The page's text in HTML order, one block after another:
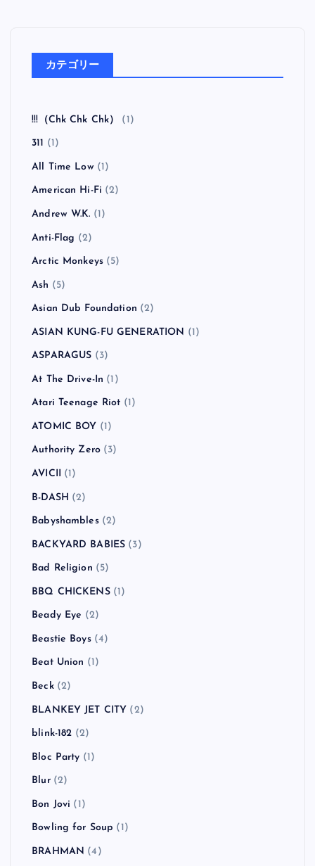
カテゴリー
!!!（Chk Chk Chk） (1)
311 (1)
All Time Low(1)
American Hi-Fi (2)
Andrew W.K. (1)
Anti-Flag (2)
Arctic Monkeys (5)
Ash (5)
Asian Dub Foundation (2)
ASIAN KUNG-FU GENERATION (1)
ASPARAGUS (3)
At The Drive-In (1)
Atari Teenage Riot (1)
ATOMIC BOY (1)
Authority Zero (3)
AVICII (1)
B-DASH (2)
Babyshambles(2)
BACKYARD BABIES (3)
Bad Religion (5)
BBQ CHICKENS(1)
Beady Eye (2)
Beastie Boys(4)
Beat Union (1)
Beck(2)
BLANKEY JET CITY (2)
blink-182 (2)
Bloc Party (1)
Blur(2)
Bon Jovi (1)
Bowling for Soup (1)
BRAHMAN (4)